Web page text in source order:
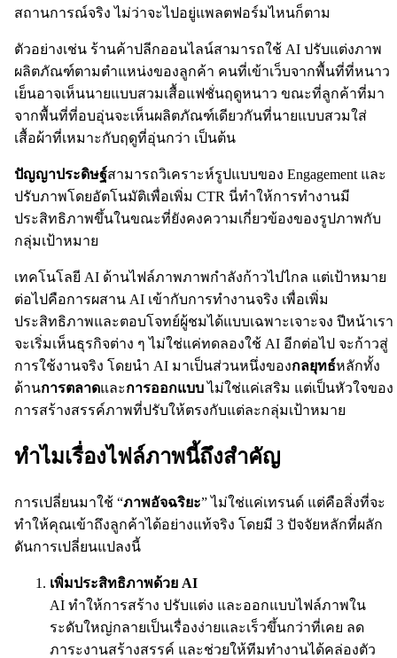
สถานการณ์จริง ไม่ว่าจะไปอยู่แพลตฟอร์มไหนก็ตาม
ตัวอย่างเช่น ร้านค้าปลีกออนไลน์สามารถใช้ AI ปรับแต่งภาพ
ผลิตภัณฑ์ตามตำแหน่งของลูกค้า คนที่เข้าเว็บจากพื้นที่ที่หนาว
เย็นอาจเห็นนายแบบสวมเสื้อแฟชั่นฤดูหนาว ขณะที่ลูกค้าที่มา
จากพื้นที่ที่อบอุ่นจะเห็นผลิตภัณฑ์เดียวกันที่นายแบบสวมใส่
เสื้อผ้าที่เหมาะกับฤดูที่อุ่นกว่า เป็นต้น
ปัญญาประดิษฐ์สามารถวิเคราะห์รูปแบบของ Engagement และ
ปรับภาพโดยอัตโนมัติเพื่อเพิ่ม CTR นี่ทำให้การทำงานมี
ประสิทธิภาพขึ้นในขณะที่ยังคงความเกี่ยวข้องของรูปภาพกับ
กลุ่มเป้าหมาย
เทคโนโลยี AI ด้านไฟล์ภาพภาพกำลังก้าวไปไกล แต่เป้าหมาย
ต่อไปคือการผสาน AI เข้ากับการทำงานจริง เพื่อเพิ่ม
ประสิทธิภาพและตอบโจทย์ผู้ชมได้แบบเฉพาะเจาะจง ปีหน้าเรา
จะเริ่มเห็นธุรกิจต่าง ๆ ไม่ใช่แค่ทดลองใช้ AI อีกต่อไป จะก้าวสู่
การใช้งานจริง โดยนำ AI มาเป็นส่วนหนึ่งของกลยุทธ์หลักทั้ง
ด้านการตลาดและการออกแบบไม่ใช่แค่เสริม แต่เป็นหัวใจของ
การสร้างสรรค์ภาพที่ปรับให้ตรงกับแต่ละกลุ่มเป้าหมาย
ทำไมเรื่องไฟล์ภาพนี้ถึงสำคัญ
การเปลี่ยนมาใช้ “ภาพอัจฉริยะ” ไม่ใช่แค่เทรนด์ แต่คือสิ่งที่จะ
ทำให้คุณเข้าถึงลูกค้าได้อย่างแท้จริง โดยมี 3 ปัจจัยหลักที่ผลัก
ดันการเปลี่ยนแปลงนี้
เพิ่มประสิทธิภาพด้วย AI
AI ทำให้การสร้าง ปรับแต่ง และออกแบบไฟล์ภาพใน
ระดับใหญ่กลายเป็นเรื่องง่ายและเร็วขึ้นกว่าที่เคย ลด
ภาระงานสร้างสรรค์ และช่วยให้ทีมทำงานได้คล่องตัว